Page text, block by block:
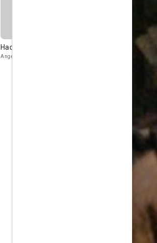
Hadya Fofana
Angela
Lou-Ann
Glorennec